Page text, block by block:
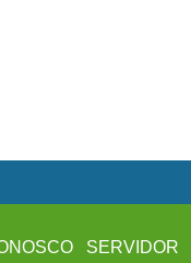
SERVIDOR